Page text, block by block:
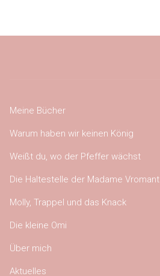
Meine Bücher
Warum haben wir keinen König
Weißt du, wo der Pfeffer wächst
Die Haltestelle der Madame Vromant
Molly, Trappel und das Knack
Die kleine Omi
Über mich
Aktuelles